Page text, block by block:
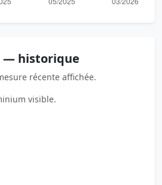
— historique
récente affichée.
visible.